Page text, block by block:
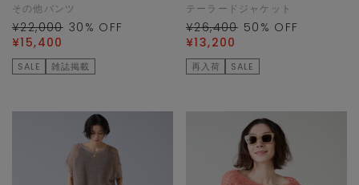
その他パンツ
¥22,000 30 % OFF
¥15,400
SALE 雑誌掲載
テーラードジャケット
¥26,400 50 % OFF
¥13,200
再入荷 SALE